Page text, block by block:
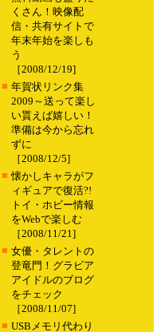
くさん！映像配
信・共有サイトで
年末年始を楽しも
う
［2008/12/19]
■ 年賀状リンク集
2009～送って楽し
い貰えば嬉しい！
準備は今から忘れ
ずに
［2008/12/5]
■ 懐かしキャラがフ
ィギュアで復活?!
トイ・ホビー情報
をWebで楽しむ
［2008/11/21]
■ 女優・タレントの
登竜門！グラビア
アイドルのブログ
をチェック
［2008/11/07]
■ USBメモリ代わり